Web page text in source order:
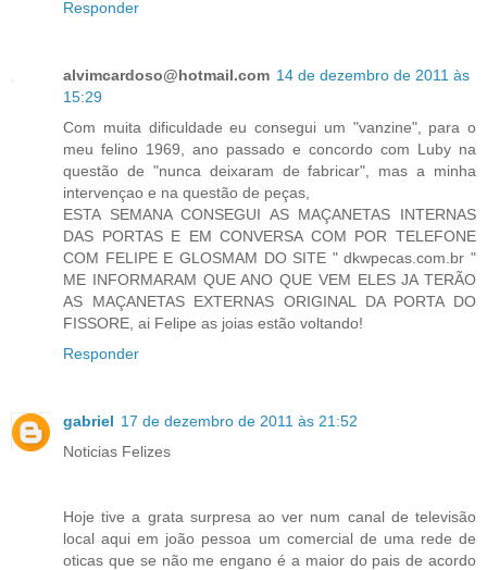
Responder
alvimcardoso@hotmail.com 14 de dezembro de 2011 às
15:29
Com muita dificuldade eu consegui um "vanzine", para o
meu felino 1969, ano passado e concordo com Luby na
questão de "nunca deixaram de fabricar", mas a minha
intervençao e na questão de peças,
ESTA SEMANA CONSEGUI AS MAÇANETAS INTERNAS
DAS PORTAS E EM CONVERSA COM POR TELEFONE
COM FELIPE E GLOSMAM DO SITE " dkwpecas.com.br "
ME INFORMARAM QUE ANO QUE VEM ELES JA TERÃO
AS MAÇANETAS EXTERNAS ORIGINAL DA PORTA DO
FISSORE, ai Felipe as joias estão voltando!
Responder
gabriel 17 de dezembro de 2011 às 21:52
Noticias Felizes
Hoje tive a grata surpresa ao ver num canal de televisão
local aqui em joão pessoa um comercial de uma rede de
oticas que se não me engano é a maior do pais de acordo